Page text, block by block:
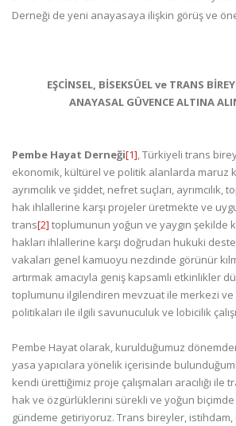
Derneği de yeni anayasaya ilişkin görüş ve
EŞCİNSEL, BİSEKSÜEL ve TRANS
ANAYASAL GÜVENCE ALTINA
Pembe Hayat Derneği[1], Türkiyeli trans
ekonomik, kültürel ve politik alanlarda maruz
ayrımcılık ve şiddet, nefret suçları, ayrımcılık,
hak ihlallerine karşı projeler üretmekte ve
trans[2] toplumunun yoğun ve yaygın şekilde
hakları ihlallerine karşı doğrudan hukuki
vakaları genel kamuoyu nezdinde görünür
artırmak amacıyla geniş kapsamlı etkinlikler
toplumunu ilgilendiren mevzuat ile merkezi
politikaları ile ilgili savunuculuk ve lobicilik
Pembe Hayat olarak, kurulduğumuz
yasa yapıcılara yönelik içerisinde
kendi ürettiğimiz proje çalışmaları aracılığı
hak ve özgürlüklerini sürekli ve yoğun
gündeme getiriyoruz. Trans bireyler, istihdam,